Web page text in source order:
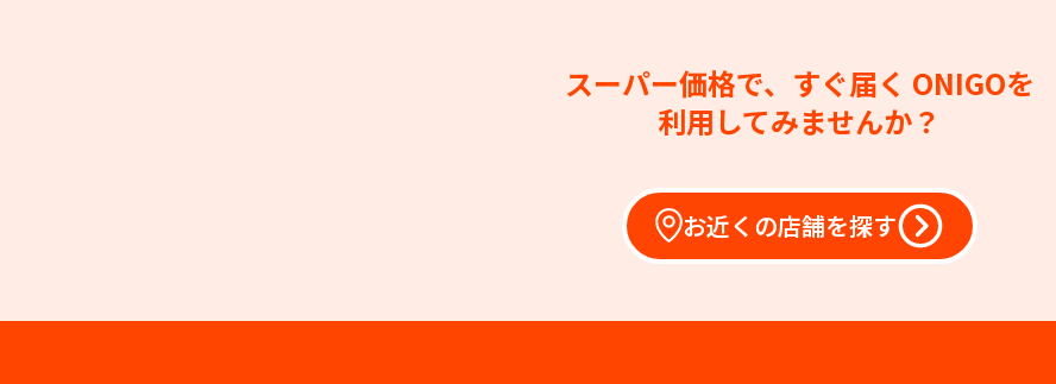
スーパー価格で、すぐ届く ONIGOを
利用してみませんか？
お近くの店舗を探す